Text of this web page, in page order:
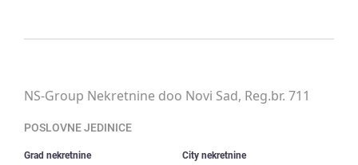
NS-Group Nekretnine doo Novi Sad, Reg.br. 711
POSLOVNE JEDINICE
Grad nekretnine City nekretnine